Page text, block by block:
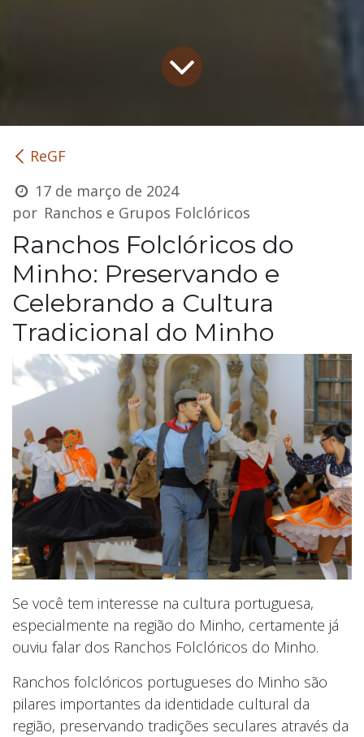
ReGF
17 de março de 2024
por Ranchos e Grupos Folclóricos
Ranchos Folclóricos do
Minho: Preservando e
Celebrando a Cultura
Tradicional do Minho
Se você tem interesse na cultura portuguesa,
especialmente na região do Minho, certamente já
ouviu falar dos Ranchos Folclóricos do Minho.
Ranchos folclóricos portugueses do Minho são
pilares importantes da identidade cultural da
região, preservando tradições seculares através da